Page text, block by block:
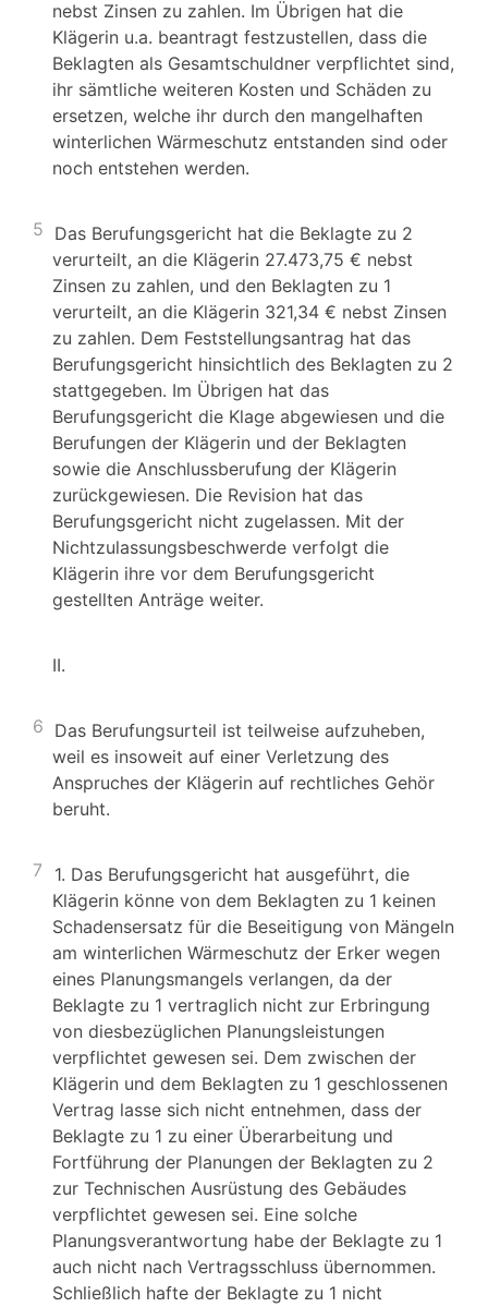
nebst Zinsen zu zahlen. Im Übrigen hat die
Klägerin u.a. beantragt festzustellen, dass die
Beklagten als Gesamtschuldner verpflichtet sind,
ihr sämtliche weiteren Kosten und Schäden zu
ersetzen, welche ihr durch den mangelhaften
winterlichen Wärmeschutz entstanden sind oder
noch entstehen werden.
5 Das Berufungsgericht hat die Beklagte zu 2
verurteilt, an die Klägerin 27.473,75 € nebst
Zinsen zu zahlen, und den Beklagten zu 1
verurteilt, an die Klägerin 321,34 € nebst Zinsen
zu zahlen. Dem Feststellungsantrag hat das
Berufungsgericht hinsichtlich des Beklagten zu 2
stattgegeben. Im Übrigen hat das
Berufungsgericht die Klage abgewiesen und die
Berufungen der Klägerin und der Beklagten
sowie die Anschlussberufung der Klägerin
zurückgewiesen. Die Revision hat das
Berufungsgericht nicht zugelassen. Mit der
Nichtzulassungsbeschwerde verfolgt die
Klägerin ihre vor dem Berufungsgericht
gestellten Anträge weiter.
II.
6 Das Berufungsurteil ist teilweise aufzuheben,
weil es insoweit auf einer Verletzung des
Anspruches der Klägerin auf rechtliches Gehör
beruht.
7
1. Das Berufungsgericht hat ausgeführt, die
Klägerin könne von dem Beklagten zu 1 keinen
Schadensersatz für die Beseitigung von Mängeln
am winterlichen Wärmeschutz der Erker wegen
eines Planungsmangels verlangen, da der
Beklagte zu 1 vertraglich nicht zur Erbringung
von diesbezüglichen Planungsleistungen
verpflichtet gewesen sei. Dem zwischen der
Klägerin und dem Beklagten zu 1 geschlossenen
Vertrag lasse sich nicht entnehmen, dass der
Beklagte zu 1 zu einer Überarbeitung und
Fortführung der Planungen der Beklagten zu 2
zur Technischen Ausrüstung des Gebäudes
verpflichtet gewesen sei. Eine solche
Planungsverantwortung habe der Beklagte zu 1
auch nicht nach Vertragsschluss übernommen.
Schließlich hafte der Beklagte zu 1 nicht